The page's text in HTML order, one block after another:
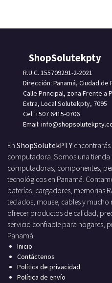
ShopSolutekpty
R.U.C. 155709291-2-2021
Dirección: Panamá, Ciudad de
Calle Principal, zona Frente a
Extra, Local Solutekpty, 7095
Cel: +507 6415-0706
Email: info
En ShopSolutekPTY
computadora. Somos una tienda
computadoras, componentes,
tecnológicos en Panamá.
baterías, cargadores, memorias
teclados, mouse, cables y
ofrecer productos de calidad,
servicio confiable para hogares,
Panamá.
Inicio
Contáctenos
Política de privacidad
Política de envío